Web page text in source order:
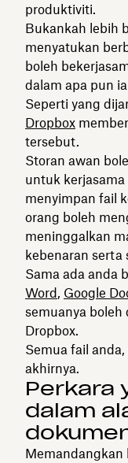
produktiviti.
Bukankah lebih
menyatukan
boleh
dalam apa pun
Seperti yang
Dropbox
tersebut.
Storan awan
untuk
menyimpan fail
orang boleh
meninggalkan
kebenaran serta
Sama ada anda
Word , Google
semuanya
Dropbox.
Semua fail
akhirnya.
Perkara
dalam
Memandangkan